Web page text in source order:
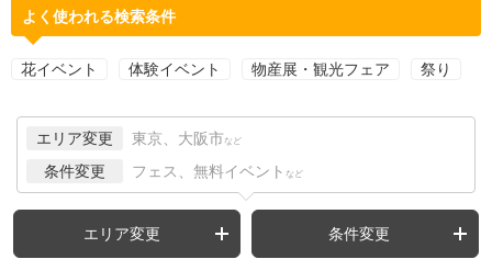
よく使われる検索条件
花イベント 体験イベント 物産展・観光フェア 祭り
エリア変更 東京、大阪市 など
条件変更 フェス、無料イベント など
エリア変更 条件変更